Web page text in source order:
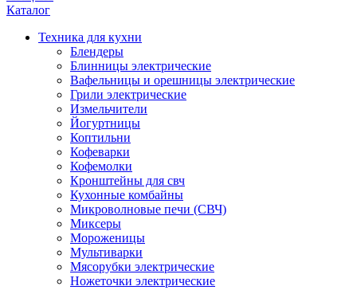
Каталог
Техника для кухни
Блендеры
Блинницы электрические
Вафельницы и орешницы электрические
Грили электрические
Измельчители
Йогуртницы
Коптильни
Кофеварки
Кофемолки
Кронштейны для свч
Кухонные комбайны
Микроволновые печи (СВЧ)
Миксеры
Мороженицы
Мультиварки
Мясорубки электрические
Ножеточки электрические